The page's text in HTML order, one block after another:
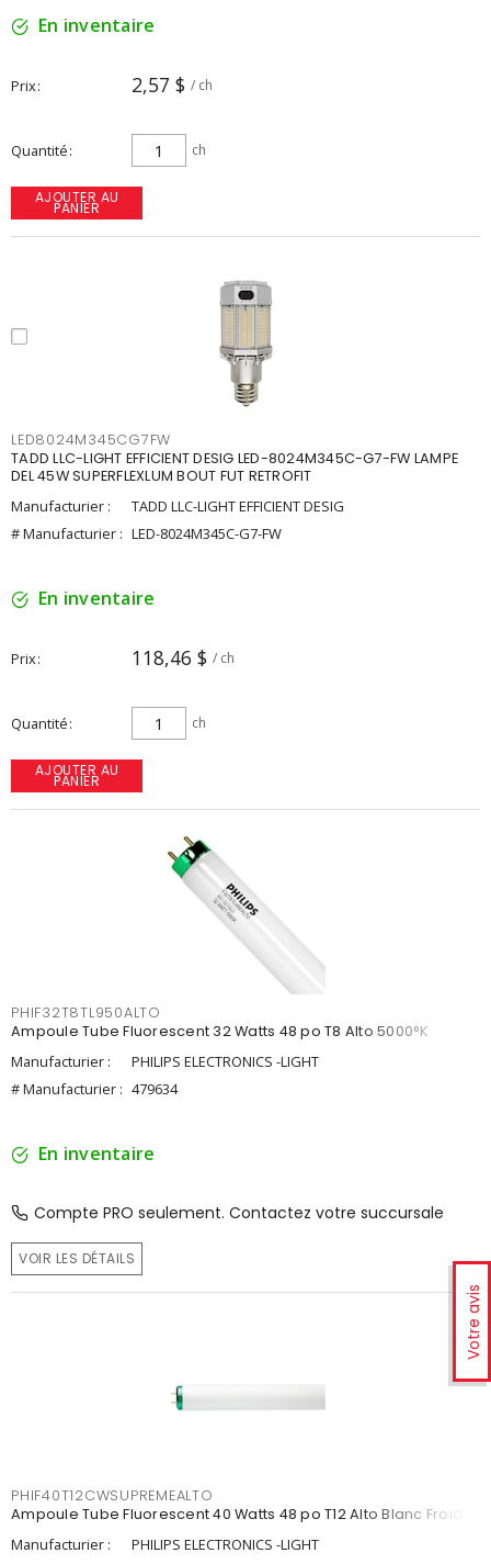
Votre avis
En inventaire
Prix 2,57 $ / ch
Quantité ch
AJOUTER AU
PANIER
LED8024M345CG7FW
TADD LLC-LIGHT EFFICIENT DESIG LED-8024M345C-G7-FW LAMPE
DEL 45W SUPERFLEXLUM BOUT FUT RETROFIT
Manufacturier :
TADD LLC-LIGHT EFFICIENT DESIG
# Manufacturier : LED-8024M345C-G7-FW
En inventaire
Prix 118,46 $ / ch
Quantité ch
AJOUTER AU
PANIER
PHIF32T8TL950ALTO
Ampoule Tube Fluorescent 32 Watts 48 po T8 Alto 5000°K
Manufacturier :
PHILIPS ELECTRONICS -LIGHT
# Manufacturier : 479634
En inventaire
Compte PRO seulement. Contactez votre succursale
VOIR LES DÉTAILS
PHIF40T12CWSUPREMEALTO
Ampoule Tube Fluorescent 40 Watts 48 po T12 Alto Blanc Froid
Manufacturier :
PHILIPS ELECTRONICS -LIGHT